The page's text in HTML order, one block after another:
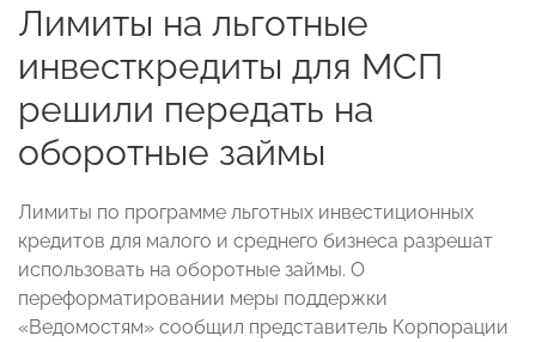
Лимиты на льготные
инвесткредиты для МСП
решили передать на
оборотные займы
Лимиты по программе льготных инвестиционных
кредитов для малого и среднего бизнеса разрешат
использовать на оборотные займы. О
переформатировании меры поддержки
«Ведомостям» сообщил представитель Корпорации